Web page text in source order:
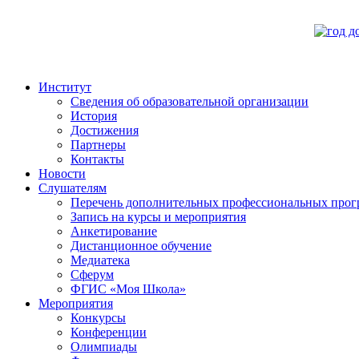
Институт
Сведения об образовательной организации
История
Достижения
Партнеры
Контакты
Новости
Слушателям
Перечень дополнительных профессиональных
Запись на курсы и мероприятия
Анкетирование
Дистанционное обучение
Медиатека
Сферум
ФГИС «Моя Школа»
Мероприятия
Конкурсы
Конференции
Олимпиады